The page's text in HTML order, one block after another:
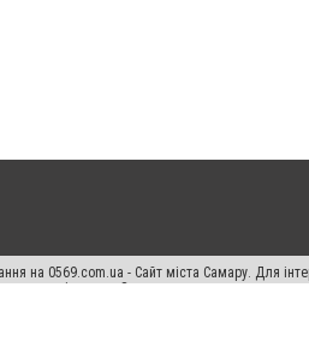
на 0569.com.ua - Сайт міста Самару. Для
переслідується Законом.